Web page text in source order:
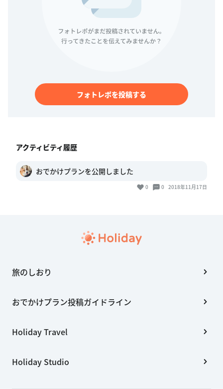
フォトレポを投稿する
アクティビティ履歴
おでかけプランを公開しました
0 0 2018年11月17日
旅のしおり
おでかけプラン投稿ガイドライン
Holiday Travel
Holiday Studio